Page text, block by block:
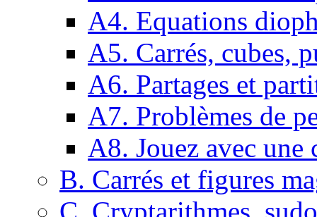
A4. Equations
A5. Carrés, cubes,
A6. Partages et
A7. Problèmes de
A8. Jouez avec une
B. Carrés et figures